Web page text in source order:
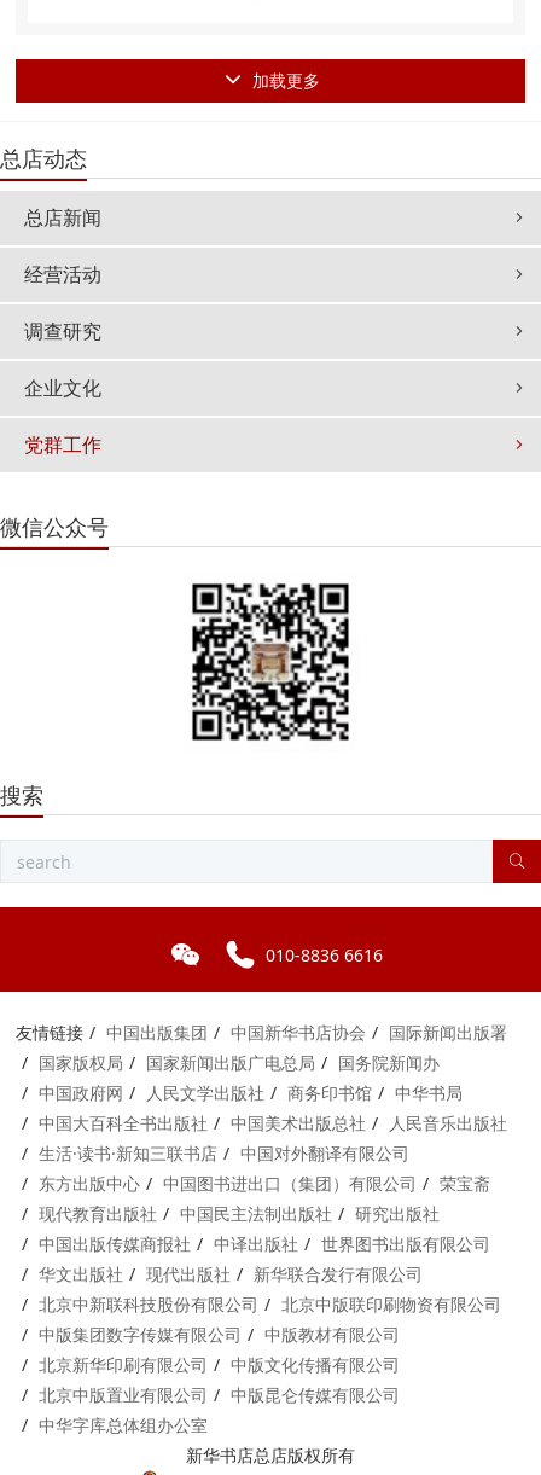
色社会主义思想。把习近平新时代中国特色社会主义思想确
定为党的行动指南，这是十九大的重要历史贡献，实现了党
加载更多
总店动态
总店新闻
经营活动
调查研究
企业文化
党群工作
微信公众号
搜索
010-8836 6616
友情链接 中国出版集团 中国新华书店协会
国际新闻出版署
国家版权局
国家新闻出版广电总局
国务院新闻办
中国政府网
人民文学出版社 商务印书馆
中华书局
中国大百科全书出版社
中国美术出版总社
人民音乐出版社
生活·读书·新知三联书店
中国对外翻译有限公司
东方出版中心
中国图书进出口（集团）有限公司
荣宝斋
现代教育出版社
中国民主法制出版社
研究出版社
中国出版传媒商报社
中译出版社
世界图书出版有限公司
华文出版社
现代出版社
新华联合发行有限公司
北京中新联科技股份有限公司
北京中版联印刷物资有限公司
中版集团数字传媒有限公司
中版教材有限公司
北京新华印刷有限公司
中版文化传播有限公司
北京中版置业有限公司
中版昆仑传媒有限公司
中华字库总体组办公室
新华书店总店版权所有